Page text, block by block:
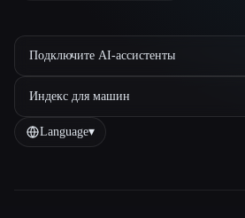
Подключите AI-ассистенты
Индекс для машин
Language▾